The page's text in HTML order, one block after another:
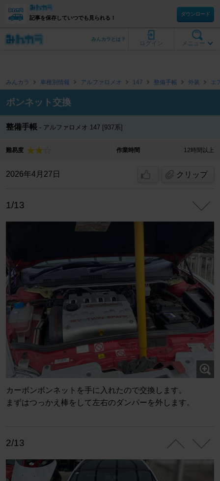
記事を保存していつでも見られる！
ダウンロード
メニュー
ログイン
みんカラとは？
みんカラ 車種別情報 アルファロメオ 147 整備手帳 外装 エ
ボンネット交換
整備手帳 アルファロメオ 147 [937系]
難易度 作業時間 12時間以上
2026年4月27日 クリップ
1/13
カーボンボンネットを手に入れたので交換します。
まずはつっかえ棒をして左右のダンパーを外します。
2/13